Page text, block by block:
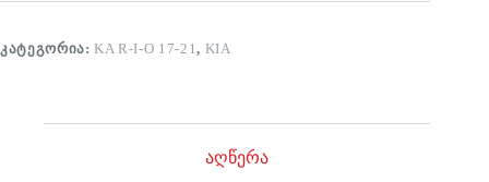
ᲙᲐᲢᲔᲒᲝᲠᲘᲐ:KA R-I-O 17-21, KIA
აღწერა